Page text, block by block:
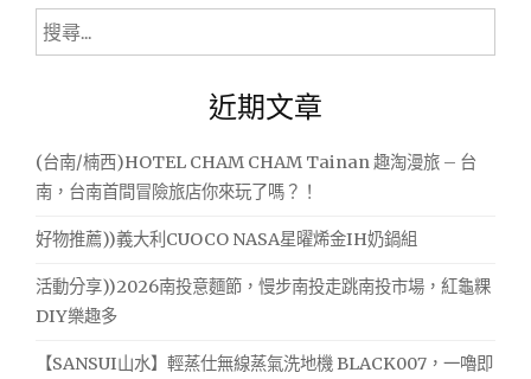
搜
尋
近期文章
(台南/楠西)HOTEL CHAM CHAM Tainan 趣淘漫旅 – 台
南，台南首間冒險旅店你來玩了嗎？！
好物推薦))義大利CUOCO NASA星曜烯金IH奶鍋組
活動分享))2026南投意麵節，慢步南投走跳南投市場，紅龜粿
DIY樂趣多
【SANSUI山水】輕蒸仕無線蒸氣洗地機 BLACK007，一嚕即